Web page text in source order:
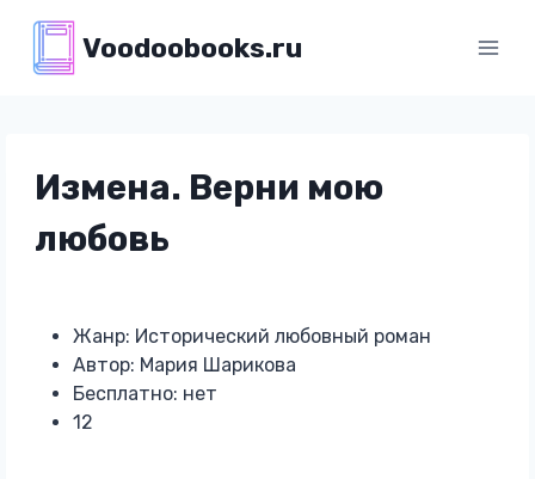
содержимому
Voodoobooks.ru
Измена. Верни мою
любовь
Жанр: Исторический любовный роман
Автор: Мария Шарикова
Бесплатно: нет
12